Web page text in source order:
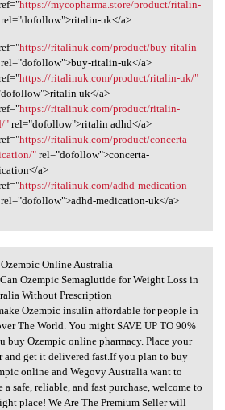
https://mycopharma.store/product/ritalin-
uk</a>
https://ritalinuk.com/product/buy-ritalin-
ritalin-uk</a>
https://ritalinuk.com/product/ritalin-uk/"
uk</a>
https://ritalinuk.com/product/ritalin-
"rel="dofollow">ritalin adhd</a>
https://ritalinuk.com/product/concerta-
"rel="dofollow">concerta-
a>
https://ritalinuk.com/adhd-medication-
medication-uk</a>
Online Australia
Online Australia
Ozempic Semaglutide for Weight Loss in
Without Prescription
Ozempic insulin affordable for people in
The World. You might SAVE UP TO 90%
buy Ozempic online pharmacy. Place your
and get it delivered fast.If you plan to buy
online and Wegovy Australia want to
a safe, reliable, and fast purchase, welcome to
place! We Are The Premium Seller will